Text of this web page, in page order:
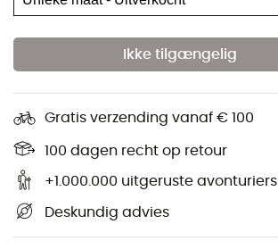
Ikke tilgængelig
Gratis verzending vanaf € 100
100 dagen recht op retour
+1.000.000 uitgeruste avonturiers
Deskundig advies